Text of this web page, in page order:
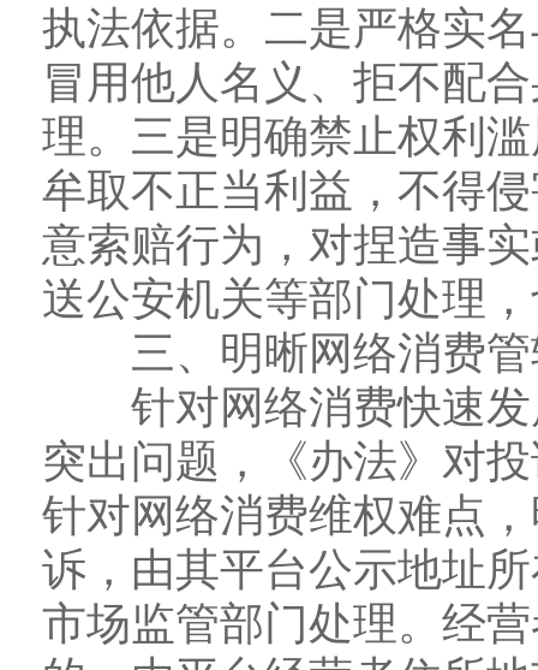
执法依据。二是严格实
冒用他人名义、拒不配
理。三是明确禁止权利
牟取不正当利益，不得
意索赔行为，对捏造事
送公安机关等部门处理
三、明晰网络消费管
针对网络消费快速发
突出问题，《办法》对
针对网络消费维权难点
诉，由其平台公示地址
市场监管部门处理。经